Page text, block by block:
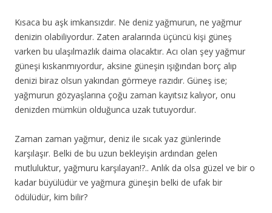
Kısaca bu aşk imkansızdır. Ne deniz yağmurun, ne yağmur
denizin olabiliyordur. Zaten aralarında üçüncü kişi güneş
varken bu ulaşılmazlık daima olacaktır. Acı olan şey yağmur
güneşi kıskanmıyordur, aksine güneşin ışığından borç alıp
denizi biraz olsun yakından görmeye razıdır. Güneş ise;
yağmurun gözyaşlarına çoğu zaman kayıtsız kalıyor, onu
denizden mümkün olduğunca uzak tutuyordur.
Zaman zaman yağmur, deniz ile sıcak yaz günlerinde
karşılaşır. Belki de bu uzun bekleyişin ardından gelen
mutluluktur, yağmuru karşılayan!?.. Anlık da olsa güzel ve bir o
kadar büyülüdür ve yağmura güneşin belki de ufak bir
ödülüdür, kim bilir?